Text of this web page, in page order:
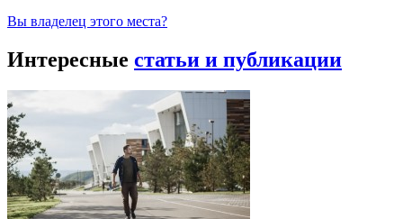
Вы владелец этого места?
Интересные статьи и публикации